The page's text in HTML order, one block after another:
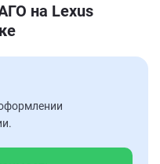
на Lexus